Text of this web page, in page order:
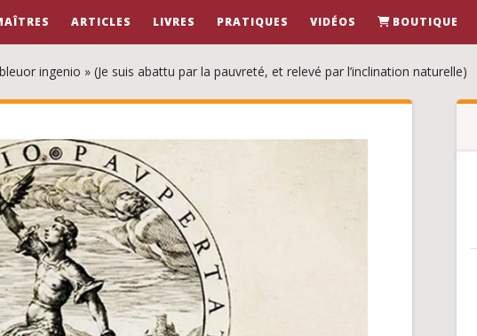
ARTICLES LIVRES PRATIQUES VIDÉOS BOUTIQUE
ingenio » (Je suis abattu par la pauvreté, et relevé par l’inclination naturelle)